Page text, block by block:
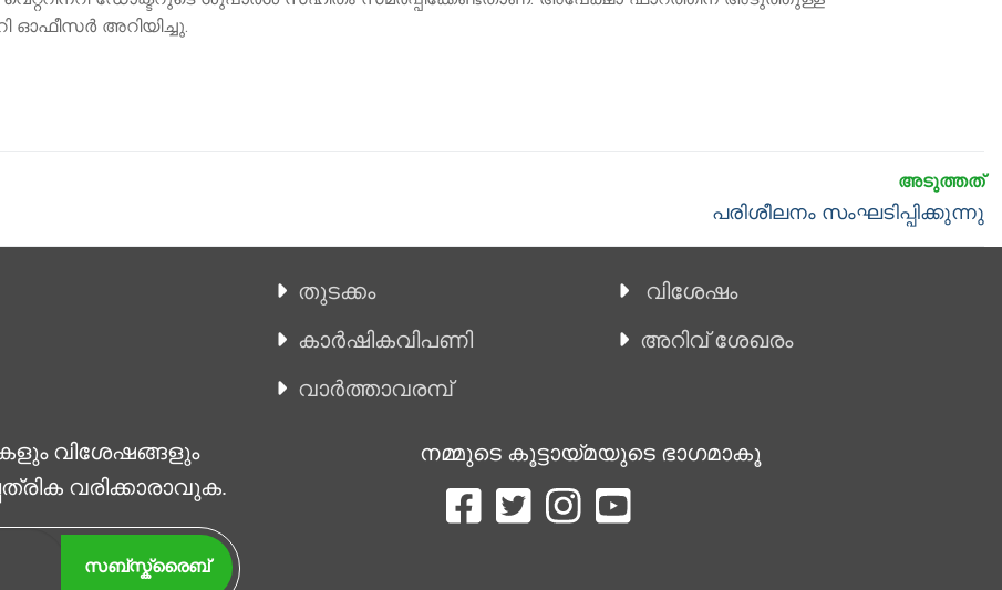
ഓഫീസർ അറിയിച്ചു.
Next
പരിശീലനം സംഘടിപ്പിക്കുന്നു
വിശേഷങ്ങളും
വരിക്കാരാവുക.
സബ്സ്ക്രൈബ്
തുടക്കം
കാ‍ർഷികവിപണി
വാര്‍ത്താവരമ്പ്
വിശേഷം
അറിവ് ശേഖരം
നമ്മുടെ കൂട്ടായ്മയുടെ ഭാഗമാകൂ